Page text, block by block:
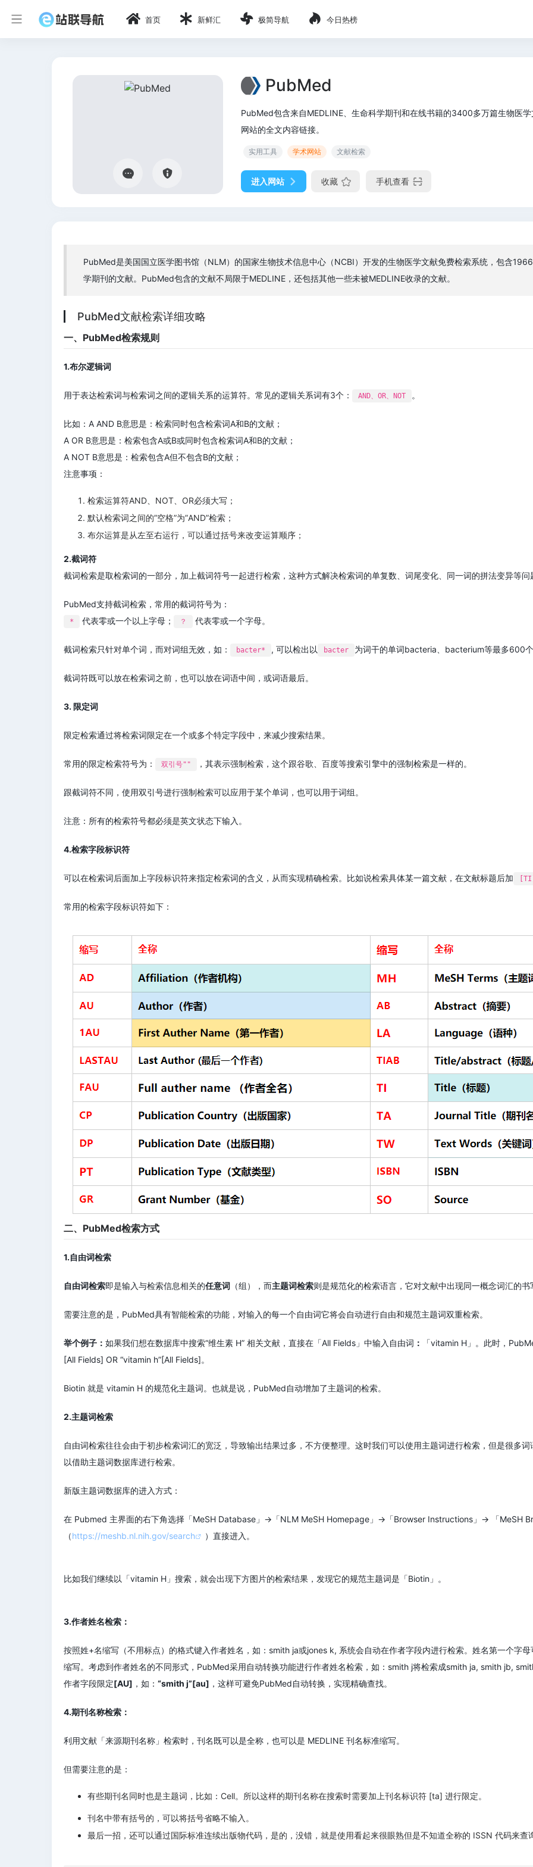
首页 新鲜汇 极简导航 今日热榜
PubMed
PubMed包含来自MEDLINE、生命科学期刊和在线书籍的3400多万篇生物医
网站的全文内容链接。
实用工具 学术网站 文献检索
进入网站 收藏 手机查看
PubMed是美国国立医学图书馆（NLM）的国家生物技术信息中心（NCBI）开发的生物医学文献免费检索系统，包含
学期刊的文献。PubMed包含的文献不局限于MEDLINE，还包括其他一些未被MEDLINE收录的文献。
PubMed文献检索详细攻略
一、PubMed检索规则
1.布尔逻辑词
用于表达检索词与检索词之间的逻辑关系的运算符。常见的逻辑关系词有3个： AND、OR、NOT 。
比如：A AND B意思是：检索同时包含检索词A和B的文献；
A OR B意思是：检索包含A或B或同时包含检索词A和B的文献；
A NOT B意思是：检索包含A但不包含B的文献；
注意事项：
检索运算符AND、NOT、OR必须大写；
默认检索词之间的”空格”为”AND”检索；
布尔运算是从左至右运行，可以通过括号来改变运算顺序；
2.截词符
截词检索是取检索词的一部分，加上截词符号一起进行检索，这种方式解决检索词的单复数、词尾变化、同一词的拼法变异等问
PubMed支持截词检索，常用的截词符号为：
* 代表零或一个以上字母； ？ 代表零或一个字母。
截词检索只针对单个词，而对词组无效，如： bacter* , 可以检出以 bacter 为词干的单词bacteria、bacterium等最多600个
截词符既可以放在检索词之前，也可以放在词语中间，或词语最后。
3. 限定词
限定检索通过将检索词限定在一个或多个特定字段中，来减少搜索结果。
常用的限定检索符号为： 双引号"" ，其表示强制检索，这个跟谷歌、百度等搜索引擎中的强制检索是一样的。
跟截词符不同，使用双引号进行强制检索可以应用于某个单词，也可以用于词组。
注意：所有的检索符号都必须是英文状态下输入。
4.检索字段标识符
可以在检索词后面加上字段标识符来指定检索词的含义，从而实现精确检索。比如说检索具体某一篇文献，在文献标题后加 [TI]
常用的检索字段标识符如下：
二、PubMed检索方式
1.自由词检索
自由词检索即是输入与检索信息相关的任意词 （组），而主题词检索则是规范化的检索语言，它对文献中出现同一概念词汇的书
需要注意的是，PubMed具有智能检索的功能，对输入的每一个自由词它将会自动进行自由和规范主题词双重检索。
举个例子： 如果我们想在数据库中搜索“维生素 H” 相关文献，直接在「All Fields」中输入自由词 ：
「vitamin H」。此时，
[All Fields] OR “vitamin h”[All Fields]。
Biotin 就是 vitamin H 的规范化主题词。也就是说，PubMed自动增加了主题词的检索。
2.主题词检索
自由词检索往往会由于初步检索词汇的宽泛，导致输出结果过多，不方便整理。这时我们可以使用主题词进行检索，但是很多
以借助主题词数据库进行检索。
新版主题词数据库的进入方式：
在 Pubmed 主界面的右下角选择「MeSH Database」→「NLM MeSH Homepage」→「Browser Instructions」→ 「MeSH
（https://meshb.nl.nih.gov/search ）直接进入。
比如我们继续以「vitamin H」搜索，就会出现下方图片的检索结果，发现它的规范主题词是「Biotin」。
3.作者姓名检索：
按照姓+名缩写（不用标点）的格式键入作者姓名，如：smith ja或jones k, 系统会自动在作者字段内进行检索。姓名第一个字
缩写。考虑到作者姓名的不同形式，PubMed采用自动转换功能进行作者姓名检索，如：smith j将检索成smith ja, smith jb,
作者字段限定[AU] ，如： “smith j”[au] ，这样可避免PubMed自动转换，实现精确查找。
4.期刊名称检索：
利用文献「来源期刊名称」检索时，刊名既可以是全称，也可以是 MEDLINE 刊名标准缩写。
但需要注意的是：
有些期刊名同时也是主题词，比如：Cell。所以这样的期刊名称在搜索时需要加上刊名标识符 [ta] 进行限定。
刊名中带有括号的，可以将括号省略不输入。
最后一招，还可以通过国际标准连续出版物代码，是的，没错，就是使用看起来很眼熟但是不知道全称的 ISSN 代码来查